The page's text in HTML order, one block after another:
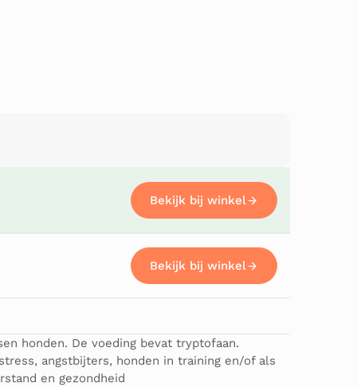
Bekijk bij winkel
Bekijk bij winkel
honden. De voeding bevat tryptofaan.
angstbijters, honden in training en/of als
en gezondheid